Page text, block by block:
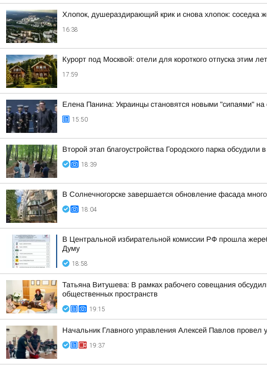
Хлопок, душераздирающий крик и снова хлопок:
16:38
Курорт под Москвой: отели для короткого отпуска этим
17:59
Елена Панина: Украинцы становятся новыми "сипаями"
15:50
Второй этап благоустройства Городского парка обсудили
18:39
В Солнечногорске завершается обновление фасада
18:04
В Центральной избирательной комиссии РФ прошла
Думу
18:58
Татьяна Витушева: В рамках рабочего совещания
общественных пространств
19:15
Начальник Главного управления Алексей Павлов
19:37